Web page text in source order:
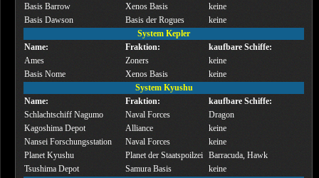
Basis Barrow
Xenos Basis
keine
Basis Dawson
Basis der Rogues
keine
System Kepler
Name:
Fraktion:
kaufbare Schiffe:
Ames
Zoners
keine
Basis Nome
Xenos Basis
keine
System Kyushu
Name:
Fraktion:
kaufbare Schiffe:
Schlachtschiff Nagumo
Naval Forces
Dragon
Kagoshima Depot
Alliance
keine
Nansei Forschungsstation
Naval Forces
keine
Planet Kyushu
Planet der Staatspoilzei Barracuda, Hawk
Tsushima Depot
Samura Basis
keine